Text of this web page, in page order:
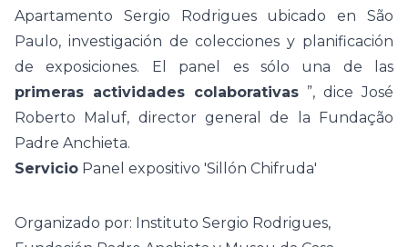
Apartamento Sergio Rodrigues ubicado en São
Paulo, investigación de colecciones y planificación
de exposiciones. El panel es sólo una de las
primeras actividades colaborativas ”, dice José
Roberto Maluf, director general de la Fundação
Padre Anchieta.
Servicio Panel expositivo 'Sillón Chifruda'
Organizado por: Instituto Sergio Rodrigues,